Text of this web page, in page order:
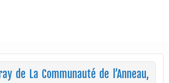
de La Communauté de l’Anneau,